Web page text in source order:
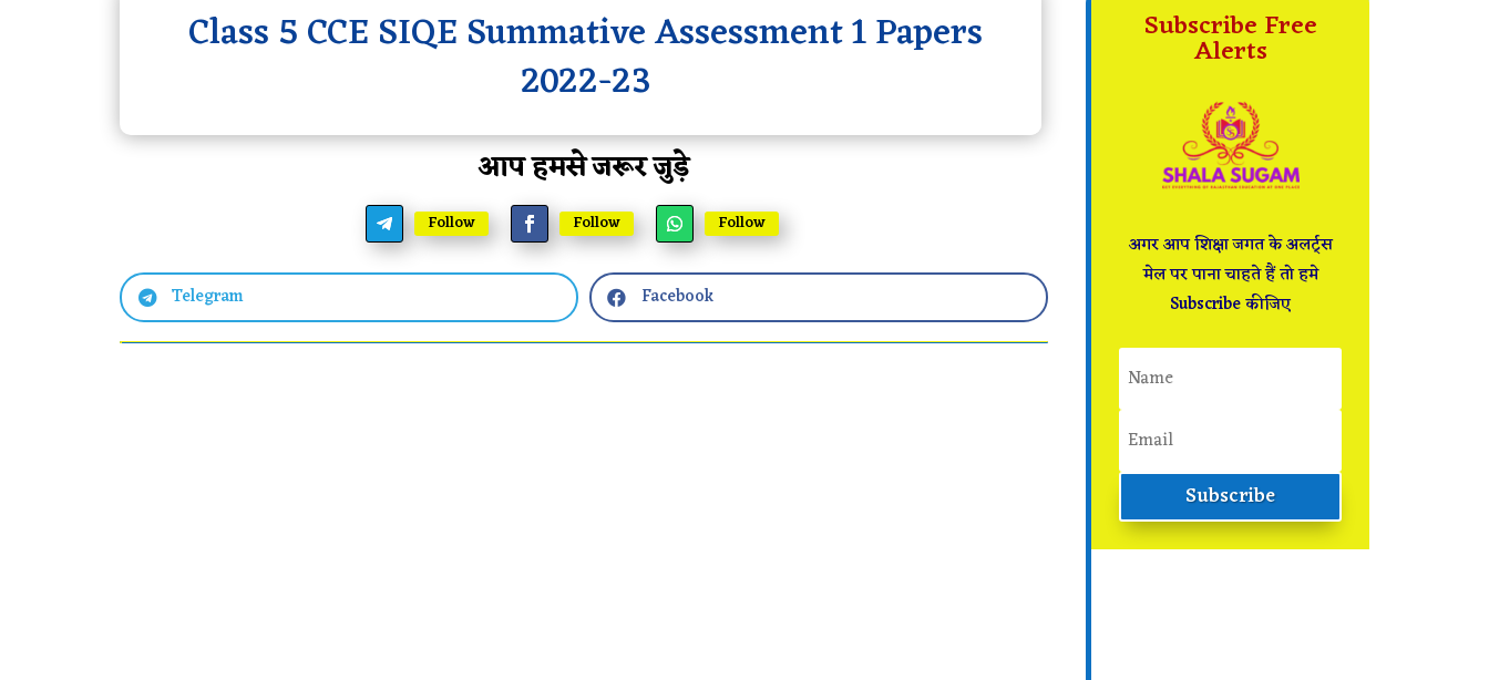
Class 5 CCE SIQE Summative Assessment 1 Papers
2022-23
आप हमसे जरूर जुड़े
Follow Follow Follow
 Telegram  Facebook
Subscribe Free
Alerts
अगर आप शिक्षा जगत के अलर्ट्स
मेल पर पाना चाहते हैं तो हमे
Subscribe कीजिए
Subscribe